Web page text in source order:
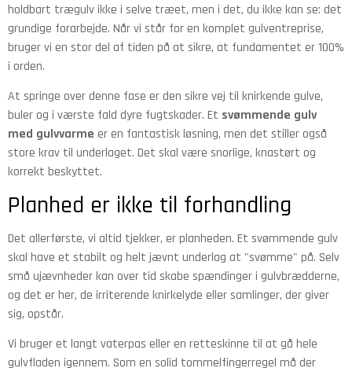
holdbart trægulv ikke i selve træet, men i det, du ikke kan se: det
grundige forarbejde. Når vi står for en komplet gulventreprise,
bruger vi en stor del af tiden på at sikre, at fundamentet er 100%
i orden.
At springe over denne fase er den sikre vej til knirkende gulve,
buler og i værste fald dyre fugtskader. Et svømmende gulv
med gulvvarme er en fantastisk løsning, men det stiller også
store krav til underlaget. Det skal være snorlige, knastørt og
korrekt beskyttet.
Planhed er ikke til forhandling
Det allerførste, vi altid tjekker, er planheden. Et svømmende gulv
skal have et stabilt og helt jævnt underlag at "svømme" på. Selv
små ujævnheder kan over tid skabe spændinger i gulvbrædderne,
og det er her, de irriterende knirkelyde eller samlinger, der giver
sig, opstår.
Vi bruger et langt vaterpas eller en retteskinne til at gå hele
gulvfladen igennem. Som en solid tommelfingerregel må der